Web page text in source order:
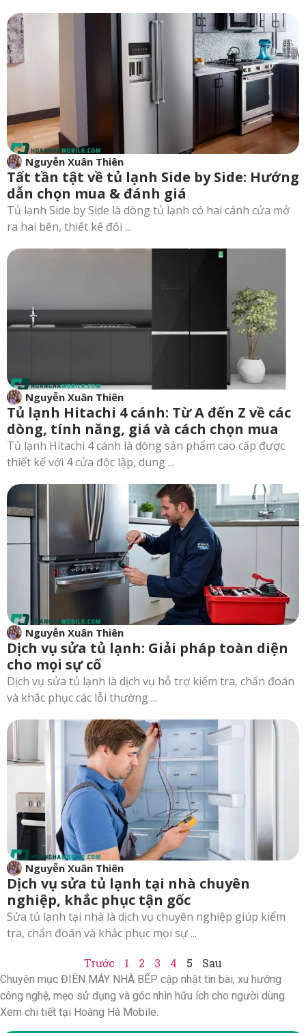
Nguyễn Xuân Thiên
Tất tần tật về tủ lạnh Side by Side: Hướng
dẫn chọn mua & đánh giá
Tủ lạnh Side by Side là dòng tủ lạnh có hai cánh cửa mở
ra hai bên, thiết kế đối ...
Nguyễn Xuân Thiên
Tủ lạnh Hitachi 4 cánh: Từ A đến Z về các
dòng, tính năng, giá và cách chọn mua
Tủ lạnh Hitachi 4 cánh là dòng sản phẩm cao cấp được
thiết kế với 4 cửa độc lập, dung ...
Nguyễn Xuân Thiên
Dịch vụ sửa tủ lạnh: Giải pháp toàn diện
cho mọi sự cố
Dịch vụ sửa tủ lạnh là dịch vụ hỗ trợ kiểm tra, chẩn đoán
và khắc phục các lỗi thường ...
Nguyễn Xuân Thiên
Dịch vụ sửa tủ lạnh tại nhà chuyên
nghiệp, khắc phục tận gốc
Sửa tủ lạnh tại nhà là dịch vụ chuyên nghiệp giúp kiểm
tra, chẩn đoán và khắc phục mọi sự ...
Trước 1 2 3 4 5 Sau
Chuyên mục ĐIÊN MÁY NHÀ BẾP cập nhật tin bài, xu hướng
công nghệ, mẹo sử dụng và góc nhìn hữu ích cho người dùng.
Xem chi tiết tại Hoàng Hà Mobile.